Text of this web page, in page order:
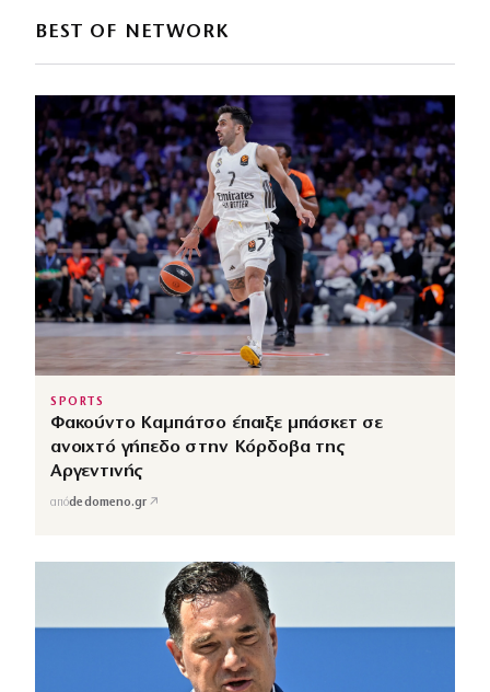
BEST OF NETWORK
SPORTS
Φακούντο Καμπάτσο έπαιξε μπάσκετ σε
ανοιχτό γήπεδο στην Κόρδοβα της
Αργεντινής
απόdedomeno.gr ↗